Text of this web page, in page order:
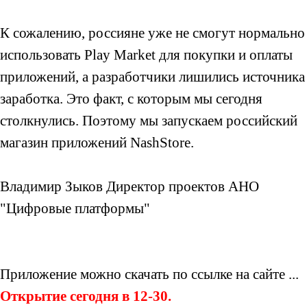
К сожалению, россияне уже не смогут нормально
использовать Play Market для покупки и оплаты
приложений, а разработчики лишились источника
заработка. Это факт, с которым мы сегодня
столкнулись. Поэтому мы запускаем российский
магазин приложений NashStore.
Владимир Зыков Директор проектов АНО
"Цифровые платформы"
Приложение можно скачать по ссылке на сайте ...
Открытие сегодня в 12-30.